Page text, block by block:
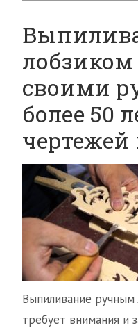
своими
более 50
чертежей
Выпиливание
требует внимания и